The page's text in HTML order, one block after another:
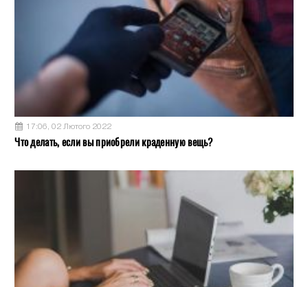
17:06, 02 Лютого 2022
Что делать, если вы приобрели краденную вещь?